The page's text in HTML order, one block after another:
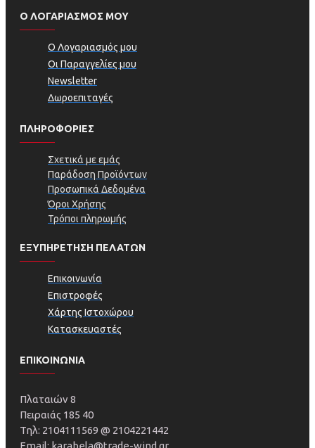
Ο ΛΟΓΑΡΙΑΣΜΟΣ ΜΟΥ
Ο Λογαριασμός μου
Οι Παραγγελίες μου
Newsletter
Δωροεπιταγές
ΠΛΗΡΟΦΟΡΊΕΣ
Σχετικά με εμάς
Παράδοση Προϊόντων
Προσωπικά Δεδομένα
Όροι Χρήσης
Τρόποι πληρωμής
ΕΞΥΠΗΡΕΤΗΣΗ ΠΕΛΑΤΩΝ
Επικοινωνία
Επιστροφές
Χάρτης Ιστοχώρου
Κατασκευαστές
ΕΠΙΚΟΙΝΩΝΙΑ
Πλαταιών 8
Πειραιάς 185 40
Τηλ: 2104111569 @ 2104221442
Email: karabela@trade-wind.gr